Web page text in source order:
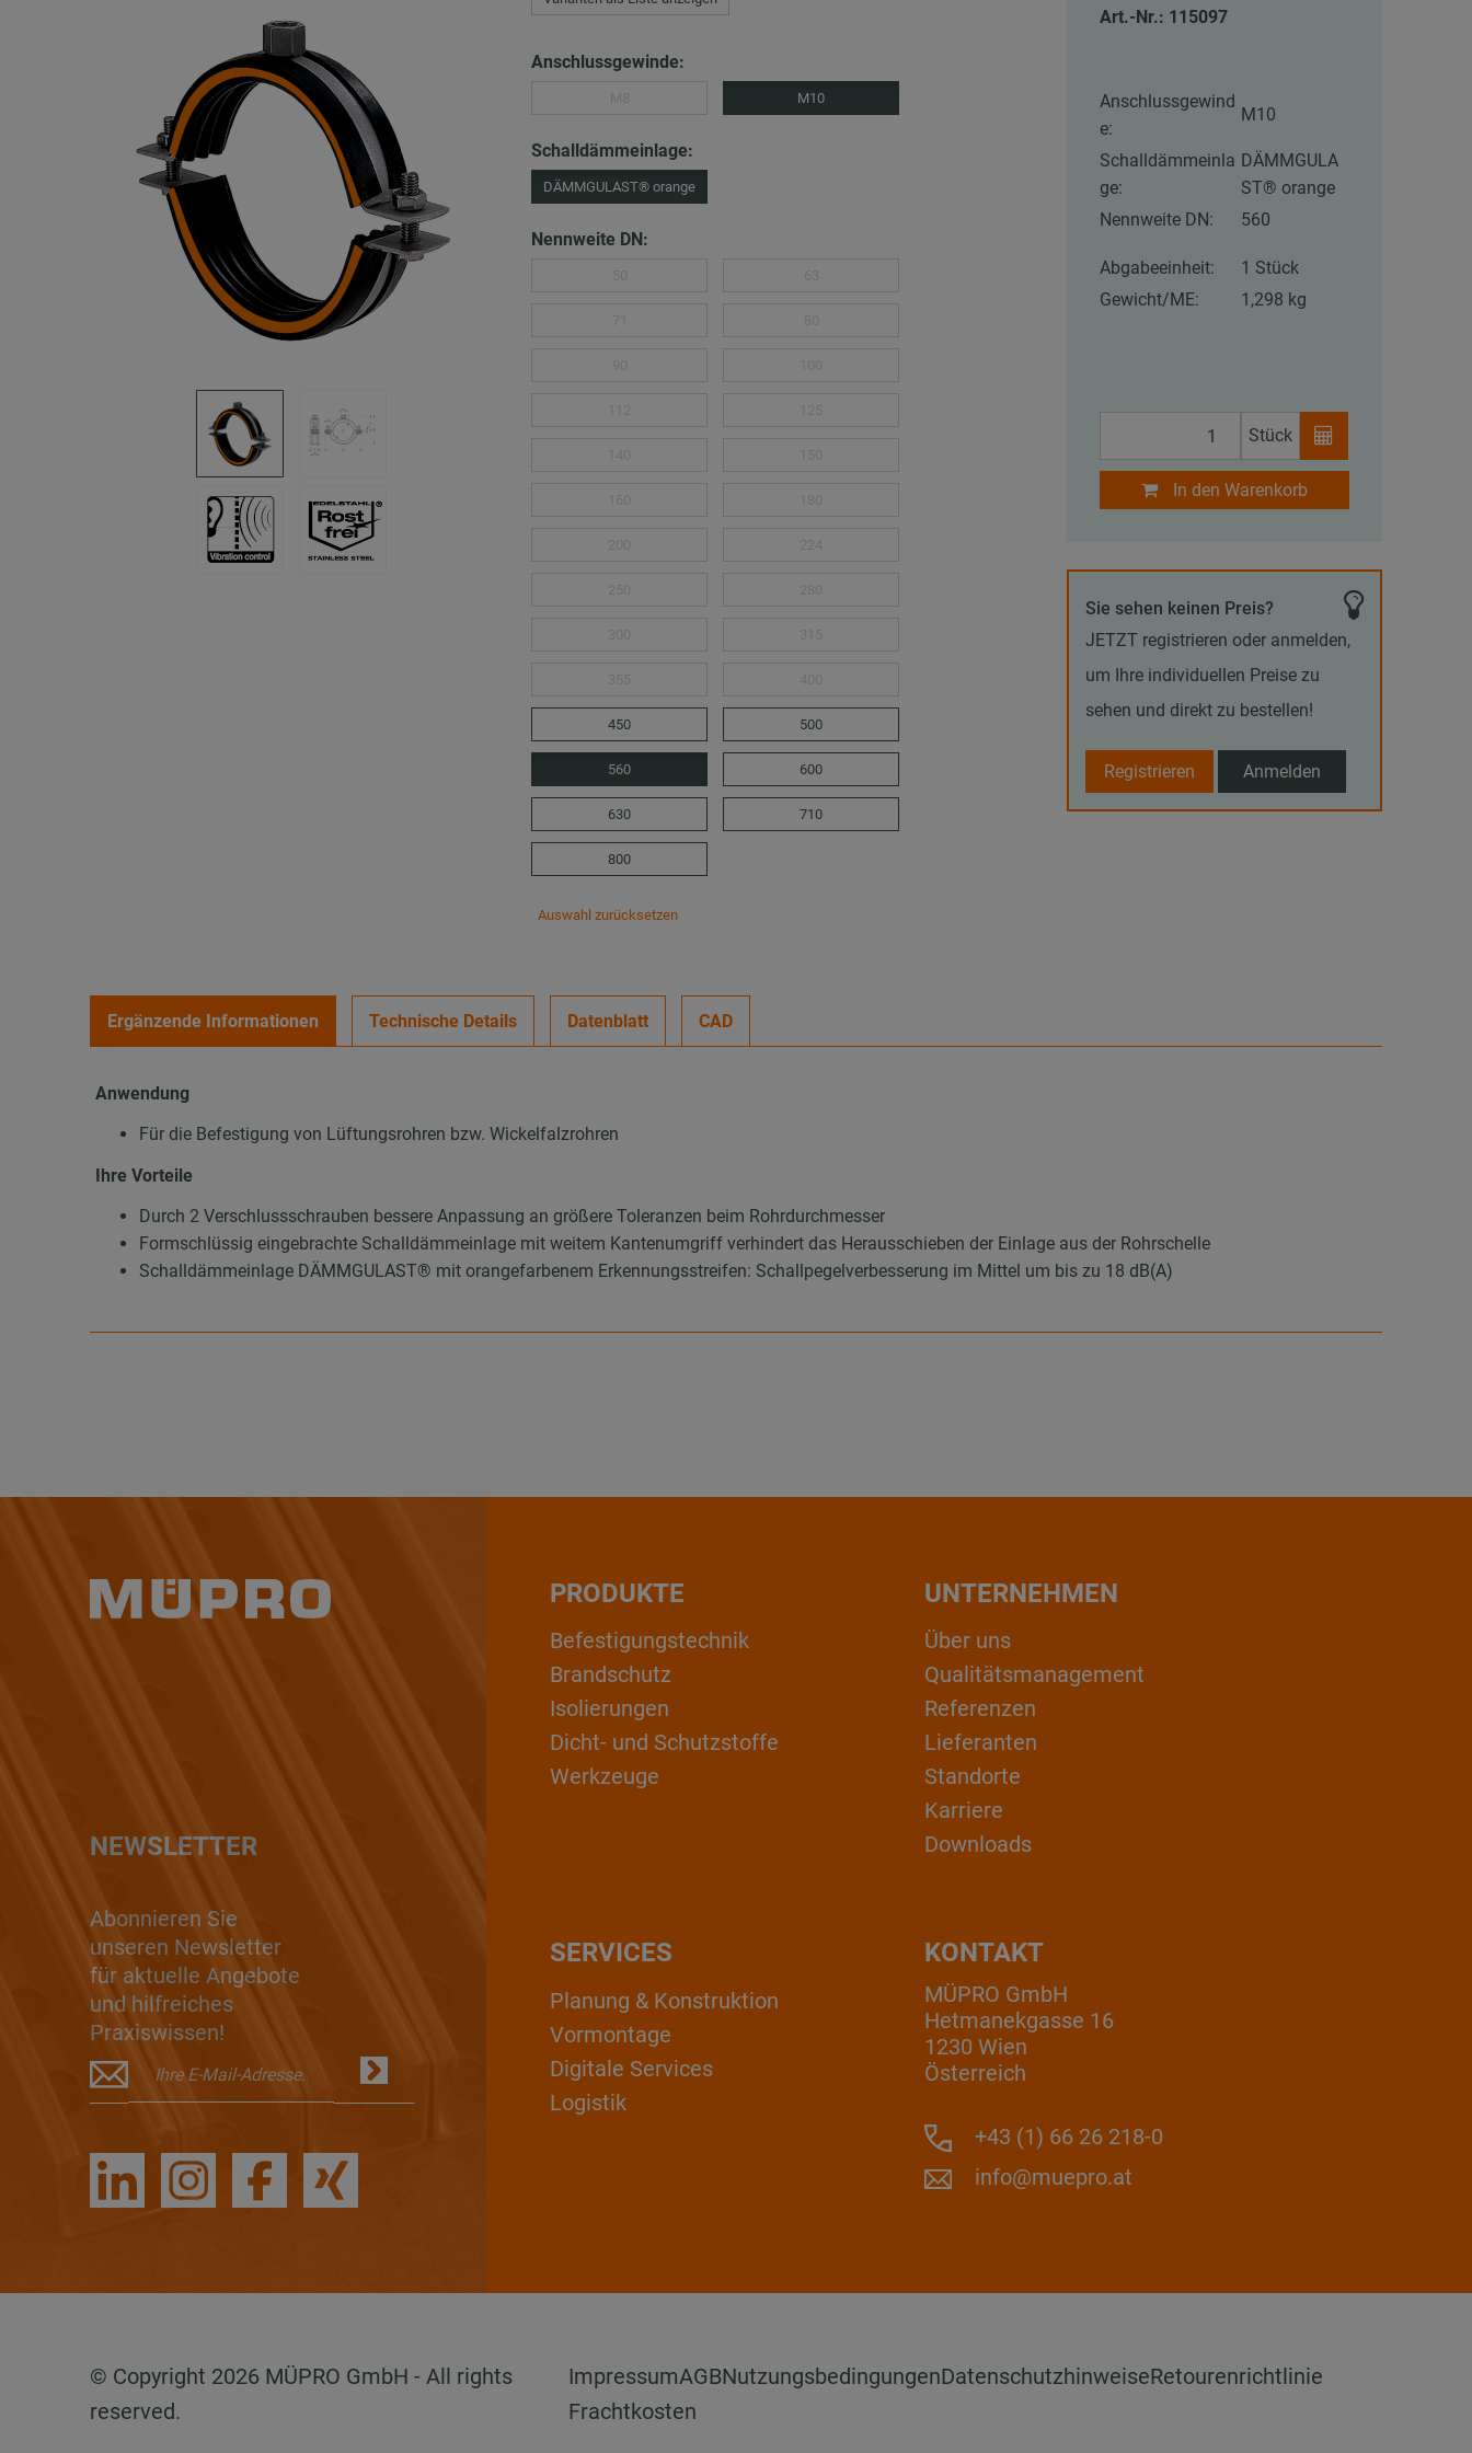
Anschlussgewinde:
M10
Schalldämmeinlage:
DÄMMGULAST® orange
Nennweite DN:
450 500
560 600
630 710
800
Auswahl zurücksetzen
Art.-Nr.: 115097
Anschlussgewind
e:
M10
Schalldämmeinla
ge:
DÄMMGULA
ST® orange
Nennweite DN:
560
Abgabeeinheit:
1 Stück
Gewicht/ME:
1,298 kg
Stück
In den Warenkorb
Sie sehen keinen Preis?
JETZT registrieren oder anmelden,
um Ihre individuellen Preise zu
sehen und direkt zu bestellen!
Registrieren Anmelden
Ergänzende Informationen Technische Details Datenblatt CAD
Anwendung
Für die Befestigung von Lüftungsrohren bzw. Wickelfalzrohren
Ihre Vorteile
Durch 2 Verschlussschrauben bessere Anpassung an größere Toleranzen beim Rohrdurchmesser
Formschlüssig eingebrachte Schalldämmeinlage mit weitem Kantenumgriff verhindert das Herausschieben der Einlage aus der Rohrschelle
Schalldämmeinlage DÄMMGULAST® mit orangefarbenem Erkennungsstreifen: Schallpegelverbesserung im Mittel um bis zu 18 dB(A)
NEWSLETTER
Abonnieren Sie
unseren Newsletter
für aktuelle Angebote
und hilfreiches
Praxiswissen!
PRODUKTE
Befestigungstechnik
Brandschutz
Isolierungen
Dicht- und Schutzstoffe
Werkzeuge
UNTERNEHMEN
Über uns
Qualitätsmanagement
Referenzen
Lieferanten
Standorte
Karriere
Downloads
KONTAKT
MÜPRO GmbH
Hetmanekgasse 16
1230 Wien
Österreich
+43 (1) 66 26 218-0
info@muepro.at
SERVICES
Planung & Konstruktion
Vormontage
Digitale Services
Logistik
© Copyright 2026 MÜPRO GmbH - All rights
reserved.
ImpressumAGBNutzungsbedingungenDatenschutzhinweiseRetourenrichtlinie
Frachtkosten